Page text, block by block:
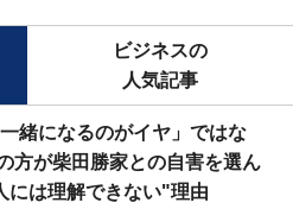
ビジネスの
人気記事
一緒になるのがイヤ」ではな
方が柴田勝家との自害を選ん
には理解できない"理由